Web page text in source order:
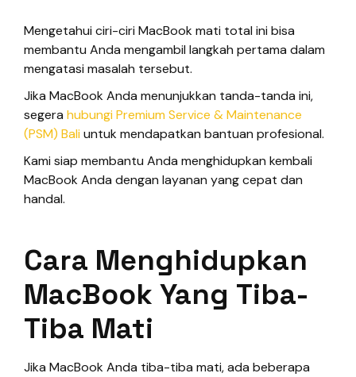
Mengetahui ciri-ciri MacBook mati total ini bisa
membantu Anda mengambil langkah pertama dalam
mengatasi masalah tersebut.
Jika MacBook Anda menunjukkan tanda-tanda ini,
segera hubungi Premium Service & Maintenance
(PSM) Bali untuk mendapatkan bantuan profesional.
Kami siap membantu Anda menghidupkan kembali
MacBook Anda dengan layanan yang cepat dan
handal.
Cara Menghidupkan
MacBook Yang Tiba-
Tiba Mati
Jika MacBook Anda tiba-tiba mati, ada beberapa